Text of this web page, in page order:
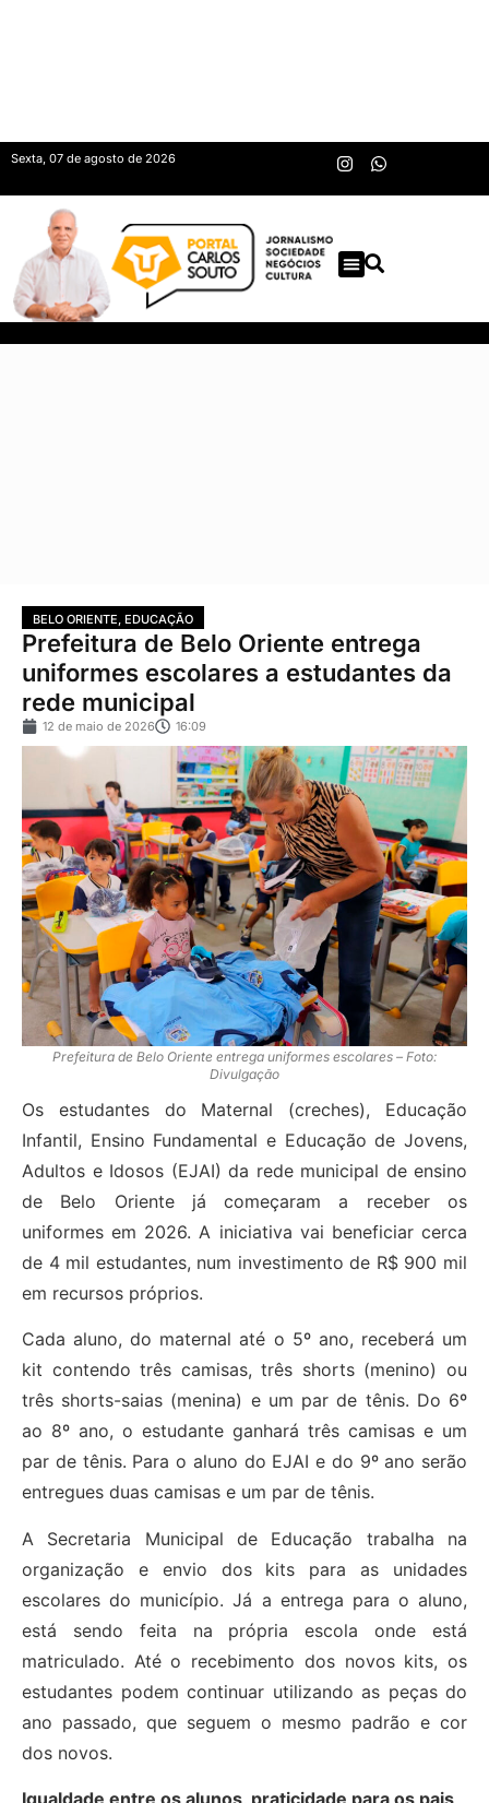
Sexta, 07 de agosto de 2026
BELO ORIENTE, EDUCAÇÃO
Prefeitura de Belo Oriente entrega
uniformes escolares a estudantes da
rede municipal
12 de maio de 2026 16:09
Prefeitura de Belo Oriente entrega uniformes escolares – Foto:
Divulgação
Os estudantes do Maternal (creches), Educação
Infantil, Ensino Fundamental e Educação de Jovens,
Adultos e Idosos (EJAI) da rede municipal de ensino
de Belo Oriente já começaram a receber os
uniformes em 2026. A iniciativa vai beneficiar cerca
de 4 mil estudantes, num investimento de R$ 900 mil
em recursos próprios.
Cada aluno, do maternal até o 5º ano, receberá um
kit contendo três camisas, três shorts (menino) ou
três shorts-saias (menina) e um par de tênis. Do 6º
ao 8º ano, o estudante ganhará três camisas e um
par de tênis. Para o aluno do EJAI e do 9º ano serão
entregues duas camisas e um par de tênis.
A Secretaria Municipal de Educação trabalha na
organização e envio dos kits para as unidades
escolares do município. Já a entrega para o aluno,
está sendo feita na própria escola onde está
matriculado. Até o recebimento dos novos kits, os
estudantes podem continuar utilizando as peças do
ano passado, que seguem o mesmo padrão e cor
dos novos.